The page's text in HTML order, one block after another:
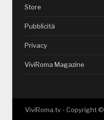
Store
Pubblicità
Privacy
ViviRoma Magazine
ViviRoma.tv - Copyright ©